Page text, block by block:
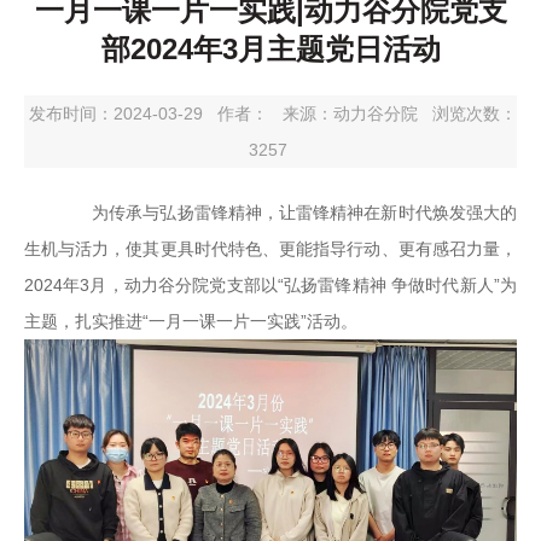
一月一课一片一实践|动力谷分院党支
部2024年3月主题党日活动
发布时间：2024-03-29 作者： 来源：动力谷分院
浏览次数：
3257
为传承与弘扬雷锋精神，让雷锋精神在新时代焕发强大的
生机与活力，使其更具时代特色、更能指导行动、更有感召力量，
2024年3月，动力谷分院党支部以“弘扬雷锋精神 争做时代新人”为
主题，扎实推进“一月一课一片一实践”活动。